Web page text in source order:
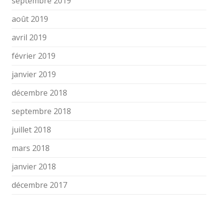
août 2019
avril 2019
février 2019
janvier 2019
décembre 2018
septembre 2018
juillet 2018
mars 2018
janvier 2018
décembre 2017